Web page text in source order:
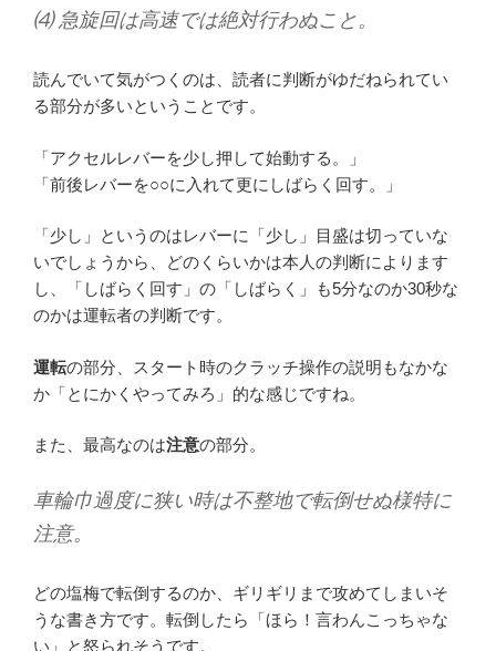
⑷ 急旋回は高速では絶対行わぬこと。
読んでいて気がつくのは、読者に判断がゆだねられてい
る部分が多いということです。
「アクセルレバーを少し押して始動する。」
「前後レバーを○○に入れて更にしばらく回す。」
「少し」というのはレバーに「少し」目盛は切っていな
いでしょうから、どのくらいかは本人の判断によります
し、「しばらく回す」の「しばらく」も5分なのか30秒な
のかは運転者の判断です。
運転の部分、スタート時のクラッチ操作の説明もなかな
か「とにかくやってみろ」的な感じですね。
また、最高なのは注意の部分。
車輪巾過度に狭い時は不整地で転倒せぬ様特に
注意。
どの塩梅で転倒するのか、ギリギリまで攻めてしまいそ
うな書き方です。転倒したら「ほら！言わんこっちゃな
い」と怒られそうです。